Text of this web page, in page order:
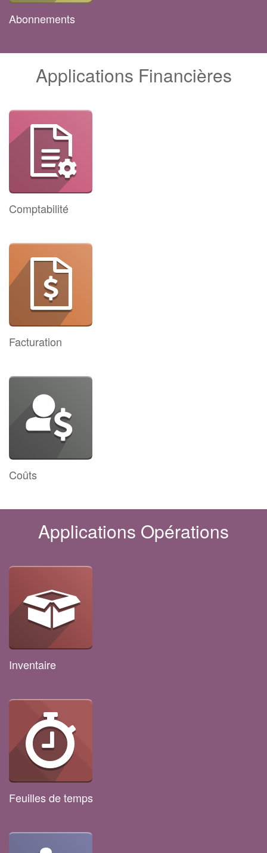
Abonnements
Applications Financières
Comptabilité
Facturation
Coûts
Applications Opérations
Inventaire
Feuilles de temps